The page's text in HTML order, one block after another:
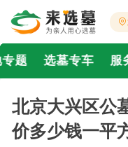
题 选墓专车 服
北京大兴区公
价多少钱一平